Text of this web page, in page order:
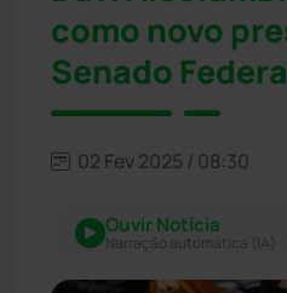
como novo
Senado
02 Fev 2025 / 08:30
Ouvir Notícia
Narração automática (IA)